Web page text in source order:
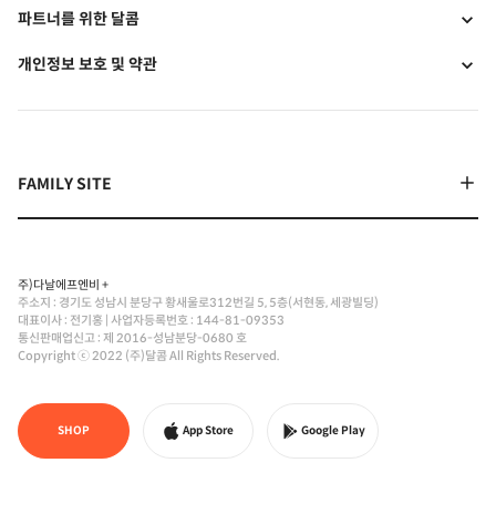
파트너를 위한 달콤
개인정보 보호 및 약관
주)다날에프엔비 +
주소지 : 경기도 성남시 분당구 황새울로312번길 5, 5층(서현동, 세광빌딩)
대표이사 : 전기홍 사업자등록번호 : 144-81-09353
통신판매업신고 : 제 2016-성남분당-0680 호
Copyright ⓒ 2022 (주)달콤 All Rights Reserved.
SHOP App Store Google Play